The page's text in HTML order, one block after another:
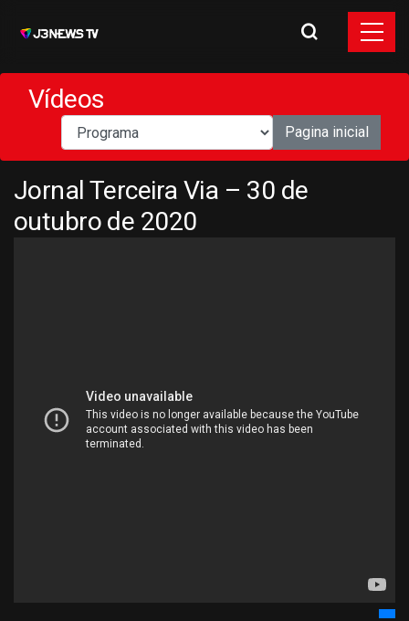
Vídeos
Pagina inicial
Jornal Terceira Via – 30 de
outubro de 2020